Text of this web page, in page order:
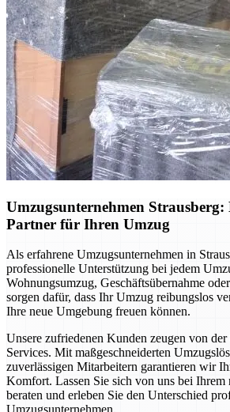
Umzugsunternehmen Strausberg:
Partner für Ihren Umzug
Als erfahrene Umzugsunternehmen in
professionelle Unterstützung bei jedem
Wohnungsumzug, Geschäftsübernahme
sorgen dafür, dass Ihr Umzug reibungslos
Ihre neue Umgebung freuen können.
Unsere zufriedenen Kunden zeugen von der
Services. Mit maßgeschneiderten
zuverlässigen Mitarbeitern garantieren wir
Komfort. Lassen Sie sich von uns bei Ihrem
beraten und erleben Sie den Unterschied